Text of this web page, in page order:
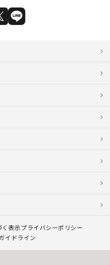
く表示プライバシーポリシー
イドライン